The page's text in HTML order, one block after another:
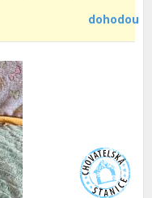
dohodou